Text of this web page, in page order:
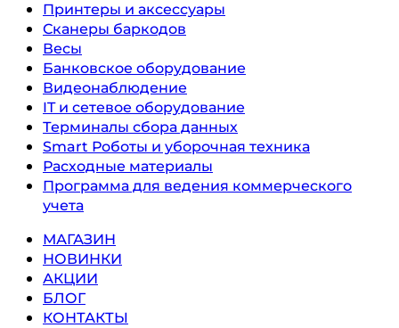
Принтеры и аксессуары
Сканеры баркодов
Весы
Банковское оборудование
Видеонаблюдение
IT и сетевое оборудование
Терминалы сбора данных
Smart Роботы и уборочная техника
Расходные материалы
Программа для ведения коммерческого
учета
МАГАЗИН
НОВИНКИ
АКЦИИ
БЛОГ
КОНТАКТЫ